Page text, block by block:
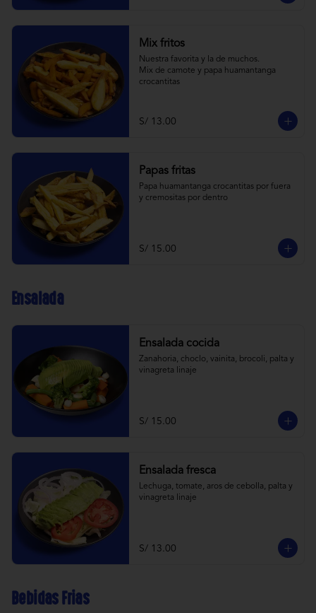
Mix fritos
Nuestra favorita y la de muchos.
Mix de camote y papa huamantanga
crocantitas
S/ 13.00
Papas fritas
Papa huamantanga crocantitas por fuera
y cremositas por dentro
S/ 15.00
Ensalada
Ensalada cocida
Zanahoria, choclo, vainita, brocoli, palta y
vinagreta linaje
S/ 15.00
Ensalada fresca
Lechuga, tomate, aros de cebolla, palta y
vinagreta linaje
S/ 13.00
Bebidas Frias